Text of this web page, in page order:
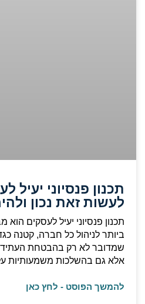
תכנון פנסיוני יעיל
לעשות זאת נכון
תכנון פנסיוני יעיל לעסקים
ביותר לניהול כל חברה, קטנה
שמדובר לא רק בהבטחת העתיד
אלא גם בהשלכות משמעותיות
להמשך הפוסט - לחץ כאן